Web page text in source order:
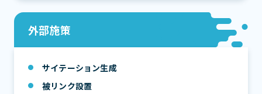
外部施策
サイテーション生成
被リンク設置